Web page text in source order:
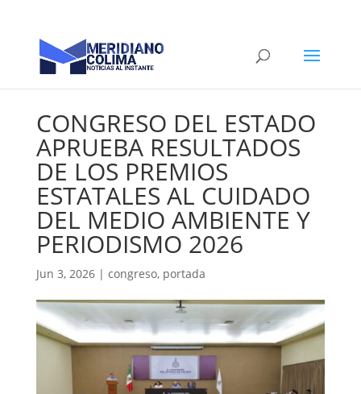
CONGRESO DEL ESTADO
APRUEBA RESULTADOS
DE LOS PREMIOS
ESTATALES AL CUIDADO
DEL MEDIO AMBIENTE Y
PERIODISMO 2026
Jun 3, 2026| congreso, portada